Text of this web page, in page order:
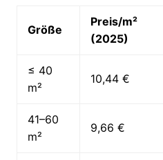
Größe
Preis/m²
(2025)
≤ 40
m²
10,44 €
41–60
m²
9,66 €